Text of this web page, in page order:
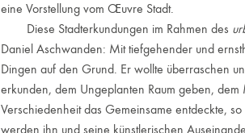
eine Vorstellung vom Œuvre Stadt.
Diese Stadterkundungen im Rahmen des
Daniel Aschwanden: Mit tiefgehender und
Dingen auf den Grund. Er wollte überraschen
erkunden, dem Ungeplanten Raum geben,
Verschiedenheit das Gemeinsame entdeckte,
werden ihn und seine künstlerischen